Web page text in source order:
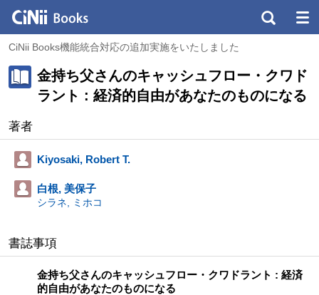
CiNii Books機能統合対応の追加実施をいたしました
金持ち父さんのキャッシュフロー・クワド
ラント : 経済的自由があなたのものになる
著者
Kiyosaki, Robert T.
白根, 美保子
シラネ, ミホコ
書誌事項
金持ち父さんのキャッシュフロー・クワドラント : 経済
的自由があなたのものになる